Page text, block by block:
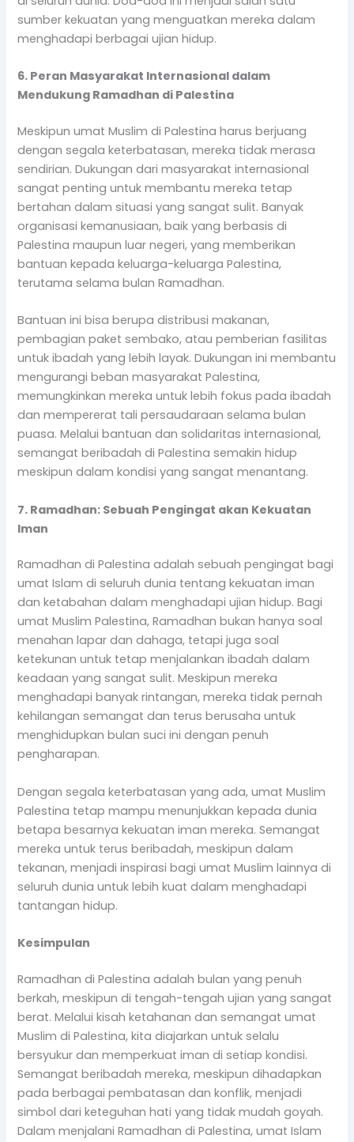
sumber kekuatan yang menguatkan mereka dalam
menghadapi berbagai ujian hidup.
6. Peran Masyarakat Internasional dalam
Mendukung Ramadhan di Palestina
Meskipun umat Muslim di Palestina harus berjuang
dengan segala keterbatasan, mereka tidak merasa
sendirian. Dukungan dari masyarakat internasional
sangat penting untuk membantu mereka tetap
bertahan dalam situasi yang sangat sulit. Banyak
organisasi kemanusiaan, baik yang berbasis di
Palestina maupun luar negeri, yang memberikan
bantuan kepada keluarga-keluarga Palestina,
terutama selama bulan Ramadhan.
Bantuan ini bisa berupa distribusi makanan,
pembagian paket sembako, atau pemberian fasilitas
untuk ibadah yang lebih layak. Dukungan ini membantu
mengurangi beban masyarakat Palestina,
memungkinkan mereka untuk lebih fokus pada ibadah
dan mempererat tali persaudaraan selama bulan
puasa. Melalui bantuan dan solidaritas internasional,
semangat beribadah di Palestina semakin hidup
meskipun dalam kondisi yang sangat menantang.
7. Ramadhan: Sebuah Pengingat akan Kekuatan
Iman
Ramadhan di Palestina adalah sebuah pengingat bagi
umat Islam di seluruh dunia tentang kekuatan iman
dan ketabahan dalam menghadapi ujian hidup. Bagi
umat Muslim Palestina, Ramadhan bukan hanya soal
menahan lapar dan dahaga, tetapi juga soal
ketekunan untuk tetap menjalankan ibadah dalam
keadaan yang sangat sulit. Meskipun mereka
menghadapi banyak rintangan, mereka tidak pernah
kehilangan semangat dan terus berusaha untuk
menghidupkan bulan suci ini dengan penuh
pengharapan.
Dengan segala keterbatasan yang ada, umat Muslim
Palestina tetap mampu menunjukkan kepada dunia
betapa besarnya kekuatan iman mereka. Semangat
mereka untuk terus beribadah, meskipun dalam
tekanan, menjadi inspirasi bagi umat Muslim lainnya di
seluruh dunia untuk lebih kuat dalam menghadapi
tantangan hidup.
Kesimpulan
Ramadhan di Palestina adalah bulan yang penuh
berkah, meskipun di tengah-tengah ujian yang sangat
berat. Melalui kisah ketahanan dan semangat umat
Muslim di Palestina, kita diajarkan untuk selalu
bersyukur dan memperkuat iman di setiap kondisi.
Semangat beribadah mereka, meskipun dihadapkan
pada berbagai pembatasan dan konflik, menjadi
simbol dari keteguhan hati yang tidak mudah goyah.
Dalam menjalani Ramadhan di Palestina, umat Islam